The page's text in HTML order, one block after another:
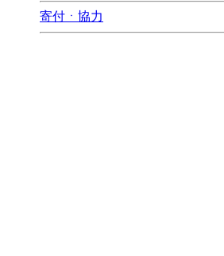
寄付ㆍ協力